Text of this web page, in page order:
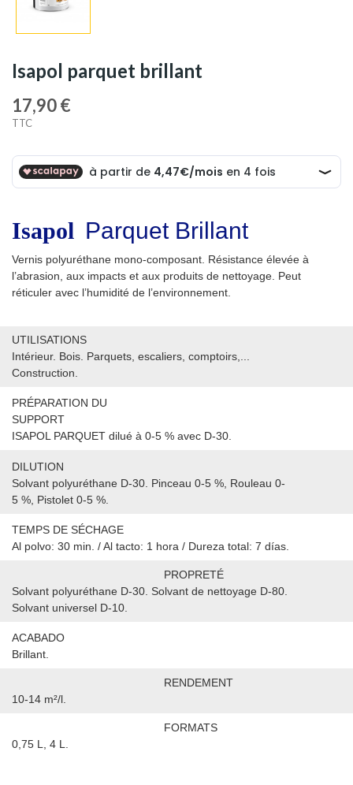
Isapol parquet brillant
17,90 €
TTC
Isapol Parquet Brillant
Vernis polyuréthane mono-composant. Résistance élevée à
l’abrasion, aux impacts et aux produits de nettoyage. Peut
réticuler avec l’humidité de l’environnement.
UTILISATIONS
Intérieur. Bois. Parquets, escaliers, comptoirs,...
Construction.
PRÉPARATION DU
SUPPORT
ISAPOL PARQUET dilué à 0-5 % avec D-30.
DILUTION
Solvant polyuréthane D-30. Pinceau 0-5 %, Rouleau 0-
5 %, Pistolet 0-5 %.
TEMPS DE SÉCHAGE
Al polvo: 30 min. / Al tacto: 1 hora / Dureza total: 7 días.
PROPRETÉ
Solvant polyuréthane D-30. Solvant de nettoyage D-80.
Solvant universel D-10.
ACABADO
Brillant.
RENDEMENT
10-14 m²/l.
FORMATS
0,75 L, 4 L.